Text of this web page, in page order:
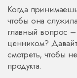
Когда
чтобы она
главный вопрос –
ценником?
смотреть, чтобы
продукта.